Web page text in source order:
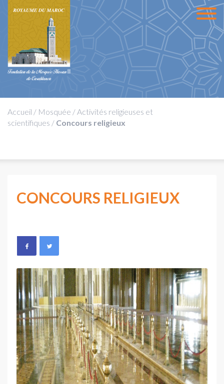
Accueil / Mosquée /Activités religieuses et
scientifiques / Concours religieux
CONCOURS RELIGIEUX